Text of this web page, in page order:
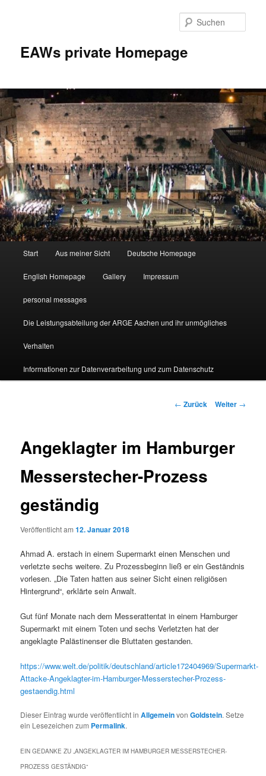
EAWs private Homepage
Start Aus meiner Sicht Deutsche Homepage
English Homepage Gallery Impressum
personal messages
Die Leistungsabteilung der ARGE Aachen und ihr unmögliches
Verhalten
Informationen zur Datenverarbeitung und zum Datenschutz
Beitragsnavigation
← Zurück Weiter →
Angeklagter im Hamburger
Messerstecher-Prozess
geständig
Veröffentlicht am12. Januar 2018
Ahmad A. erstach in einem Supermarkt einen Menschen und
verletzte sechs weitere. Zu Prozessbeginn ließ er ein Geständnis
vorlesen. „Die Taten hatten aus seiner Sicht einen religiösen
Hintergrund“, erklärte sein Anwalt.
Gut fünf Monate nach dem Messerattentat in einem Hamburger
Supermarkt mit einem Toten und sechs Verletzten hat der
angeklagte Palästinenser die Bluttaten gestanden.
https://www.welt.de/politik/deutschland/article172404969/Supermarkt-
Attacke-Angeklagter-im-Hamburger-Messerstecher-Prozess-
gestaendig.html
Dieser Eintrag wurde veröffentlicht inAllgemeinvonGoldstein. Setze
ein Lesezeichen zum Permalink.
EIN GEDANKE ZU „ANGEKLAGTER IM HAMBURGER MESSERSTECHER-
PROZESS GESTÄNDIG“